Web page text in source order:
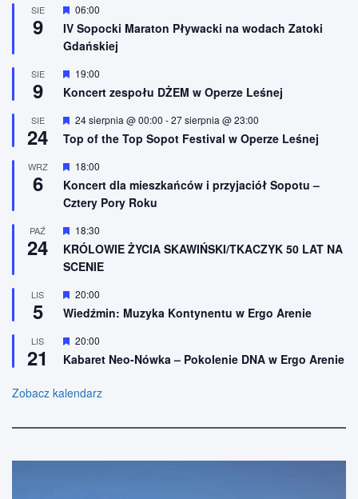
SIE
9
W
y
r
ó
n
o
e
06:00
IV Sopocki Maraton Pływacki na wodach Zatoki
Gdańskiej
SIE
9
W
r
ż
n
o
n
e
19:00
Koncert zespołu DŻEM w Operze Leśnej
SIE
24
W
r
ż
n
o
e
24 sierpnia @ 00:00 -27 sierpnia @ 23:00
Top of the Top Sopot Festival w Operze Leśnej
WRZ
6
W
r
ó
n
i
o
n
18:00
Koncert dla mieszkańców i przyjaciół Sopotu –
Cztery Pory Roku
PAŹ
24
W
y
r
ó
n
i
o
e
18:30
KRÓLOWIE ŻYCIA SKAWIŃSKI/TKACZYK 50 LAT NA
SCENIE
LIS
5
W
y
r
ż
n
n
20:00
Wiedźmin: Muzyka Kontynentu w Ergo Arenie
LIS
21
W
y
r
ż
o
20:00
Kabaret Neo-Nówka – Pokolenie DNA w Ergo Arenie
Zobacz kalendarz